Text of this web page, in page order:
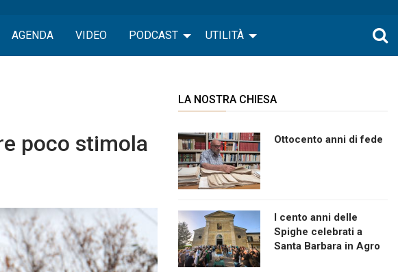
AGENDA VIDEO PODCAST UTILITÀ
poco stimola
LA NOSTRA CHIESA
Ottocento anni di fede
I cento anni delle
Spighe celebrati a
Santa Barbara in Agro